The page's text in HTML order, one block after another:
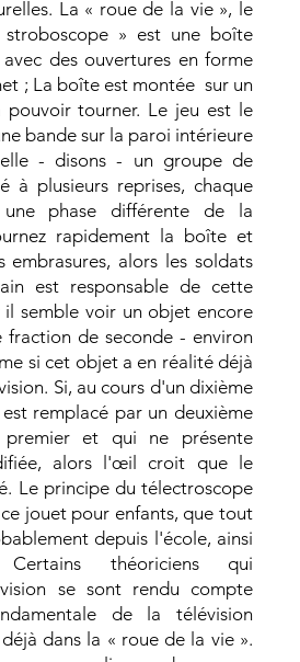
La « roue de la vie », le
» est une boîte
des ouvertures en forme
; La boîte est montée sur un
tourner. Le jeu est le
bande sur la paroi intérieure
- disons - un groupe de
à plusieurs reprises, chaque
une phase différente de la
rapidement la boîte et
embrasures, alors les soldats
est responsable de cette
semble voir un objet encore
fraction de seconde - environ
si cet objet a en réalité déjà
Si, au cours d'un dixième
remplacé par un deuxième
et qui ne présente
alors l'œil croit que le
Le principe du télectroscope
jouet pour enfants, que tout
depuis l'école, ainsi
théoriciens qui
se sont rendu compte
de la télévision
dans la « roue de la vie ».